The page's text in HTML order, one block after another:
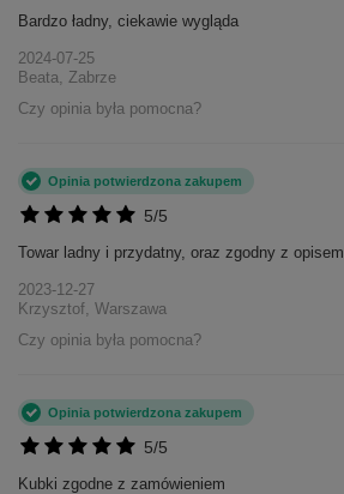
Bardzo ładny, ciekawie wygląda
2024-07-25
Beata, Zabrze
Czy opinia była pomocna?
5/5
Opinia potwierdzona zakupem
Towar ladny i przydatny, oraz zgodny z opisem
2023-12-27
Krzysztof, Warszawa
Czy opinia była pomocna?
5/5
Opinia potwierdzona zakupem
Kubki zgodne z zamówieniem